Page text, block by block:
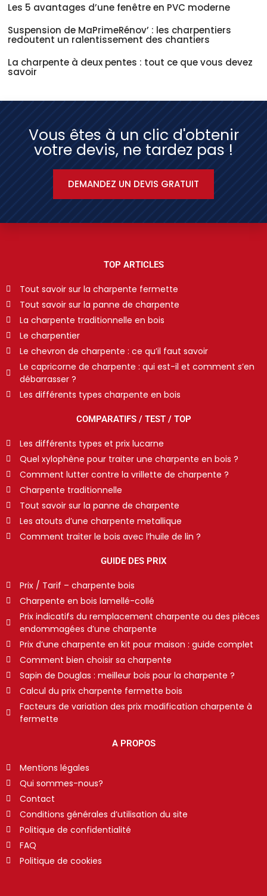
Les 5 avantages d’une fenêtre en PVC moderne
Suspension de MaPrimeRénov’ : les charpentiers
redoutent un ralentissement des chantiers
La charpente à deux pentes : tout ce que vous devez
savoir
Vous êtes à un clic d'obtenir
votre devis, ne tardez pas !
DEMANDEZ UN DEVIS GRATUIT
TOP ARTICLES
Tout savoir sur la charpente fermette
Tout savoir sur la panne de charpente
La charpente traditionnelle en bois
Le charpentier
Le chevron de charpente : ce qu’il faut savoir
Le capricorne de charpente : qui est-il et comment s’en
débarrasser ?
Les différents types charpente en bois
COMPARATIFS / TEST / TOP
Les différents types et prix lucarne
Quel xylophène pour traiter une charpente en bois ?
Comment lutter contre la vrillette de charpente ?
Charpente traditionnelle
Tout savoir sur la panne de charpente
Les atouts d’une charpente metallique
Comment traiter le bois avec l’huile de lin ?
GUIDE DES PRIX
Prix / Tarif – charpente bois
Charpente en bois lamellé-collé
Prix indicatifs du remplacement charpente ou des pièces
endommagées d’une charpente
Prix d’une charpente en kit pour maison : guide complet
Comment bien choisir sa charpente
Sapin de Douglas : meilleur bois pour la charpente ?
Calcul du prix charpente fermette bois
Facteurs de variation des prix modification charpente à
fermette
A PROPOS
Mentions légales
Qui sommes-nous?
Contact
Conditions générales d’utilisation du site
Politique de confidentialité
FAQ
Politique de cookies